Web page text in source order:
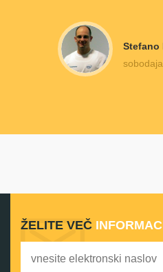
Stefano
ŽELITE VEČ